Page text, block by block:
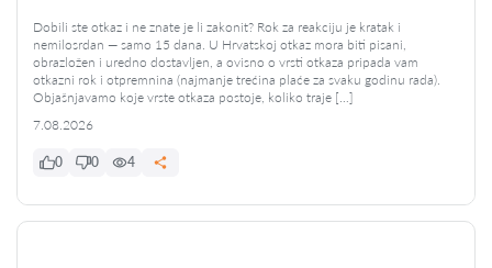
Dobili ste otkaz i ne znate je li zakonit? Rok za reakciju je kratak i
nemilosrdan — samo 15 dana. U Hrvatskoj otkaz mora biti pisani,
obrazložen i uredno dostavljen, a ovisno o vrsti otkaza pripada vam
otkazni rok i otpremnina (najmanje trećina plaće za svaku godinu rada).
Objašnjavamo koje vrste otkaza postoje, koliko traje […]
7.08.2026
0 0 4